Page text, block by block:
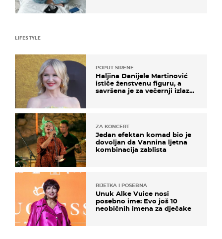
LIFESTYLE
POPUT SIRENE
Haljina Danijele Martinović
ističe ženstvenu figuru, a
savršena je za večernji izlazak
ZA KONCERT
Jedan efektan komad bio je
dovoljan da Vannina ljetna
kombinacija zablista
RIJETKA I POSEBNA
Unuk Alke Vuice nosi
posebno ime: Evo još 10
neobičnih imena za dječake